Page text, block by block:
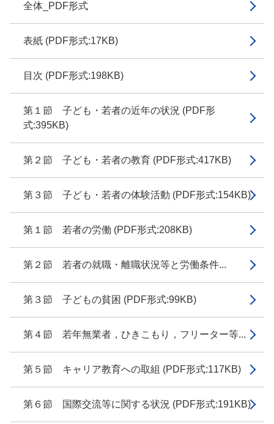
全体_PDF形式
表紙 (PDF形式:17KB)
目次 (PDF形式:198KB)
第１節 子ども・若者の近年の状況 (PDF形
式:395KB)
第２節 子ども・若者の教育 (PDF形式:417KB)
第３節 子ども・若者の体験活動 (PDF形式:154KB)
第１節 若者の労働 (PDF形式:208KB)
第２節 若者の就職・離職状況等と労働条件...
第３節 子どもの貧困 (PDF形式:99KB)
第４節 若年無業者，ひきこもり，フリーター等...
第５節 キャリア教育への取組 (PDF形式:117KB)
第６節 国際交流等に関する状況 (PDF形式:191KB)